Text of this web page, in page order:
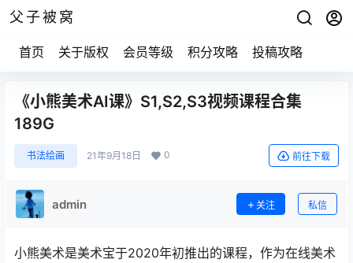
父子被窝
首页 关于版权 会员等级 积分攻略 投稿攻略
《小熊美术AI课》S1,S2,S3视频课程合集
189G
书法绘画 21年9月18日 0 前往下载
admin 关注 私信
小熊美术是美术宝于2020年初推出的课程，作为在线美术